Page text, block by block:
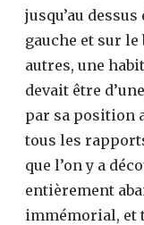
jusqu’au
gauche et sur
autres, une
devait être
par sa position
tous les
que l’on y a
entièrement
immémorial, et